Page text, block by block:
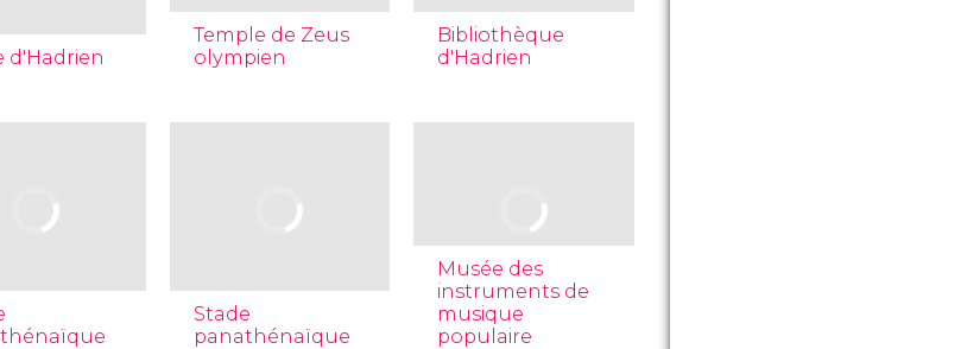
d'Hadrien
Temple de Zeus
olympien
Bibliothèque
d'Hadrien
Stade
panathénaïque
Musée des
instruments de
musique
populaire